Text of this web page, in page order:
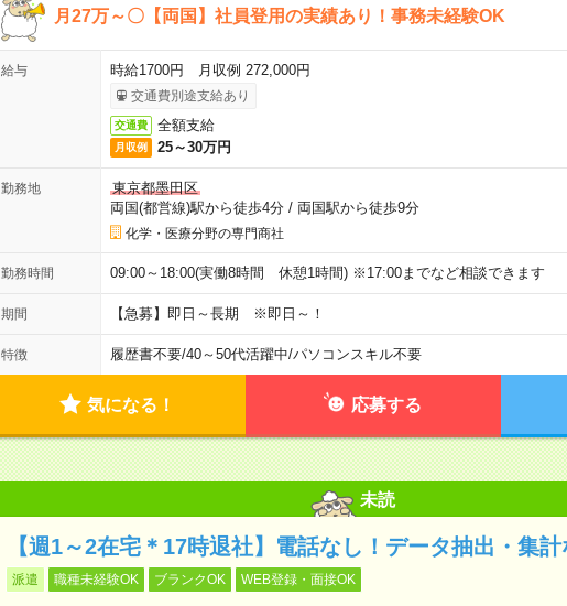
月27万～〇【両国】社員登用の実績あり！事務未経験OK
給与 時給1700円 月収例 272,000円
交通費別途支給あり
交通費 全額支給
月収例 25～30万円
勤務地
東京都墨田区
両国(都営線)駅から徒歩4分/ 両国駅から徒歩9分
化学・医療分野の専門商社
勤務時間 09:00～18:00(実働8時間 休憩1時間) ※17:00までなど相談できます
期間 【急募】即日～長期 ※即日～！
特徴 履歴書不要/40～50代活躍中/パソコンスキル不要
気になる！ 応募する
未読
【週1～2在宅＊17時退社】電話なし！データ抽出・集計
派遣 職種未経験OK ブランクOK WEB登録・面接OK